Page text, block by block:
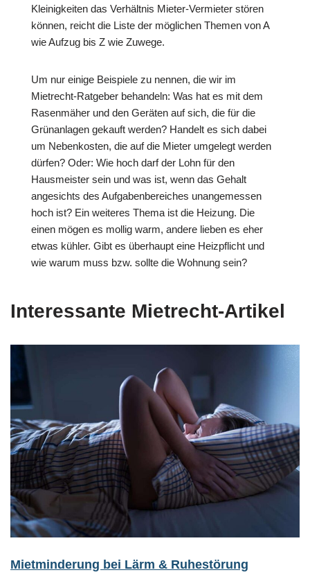
Kleinigkeiten das Verhältnis Mieter-Vermieter stören
können, reicht die Liste der möglichen Themen von A
wie Aufzug bis Z wie Zuwege.
Um nur einige Beispiele zu nennen, die wir im
Mietrecht-Ratgeber behandeln: Was hat es mit dem
Rasenmäher und den Geräten auf sich, die für die
Grünanlagen gekauft werden? Handelt es sich dabei
um Nebenkosten, die auf die Mieter umgelegt werden
dürfen? Oder: Wie hoch darf der Lohn für den
Hausmeister sein und was ist, wenn das Gehalt
angesichts des Aufgabenbereiches unangemessen
hoch ist? Ein weiteres Thema ist die Heizung. Die
einen mögen es mollig warm, andere lieben es eher
etwas kühler. Gibt es überhaupt eine Heizpflicht und
wie warum muss bzw. sollte die Wohnung sein?
Interessante Mietrecht-Artikel
Mietminderung bei Lärm & Ruhestörung